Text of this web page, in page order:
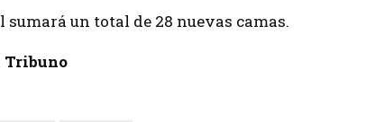
sumará un total de 28 nuevas camas.
Tribuno